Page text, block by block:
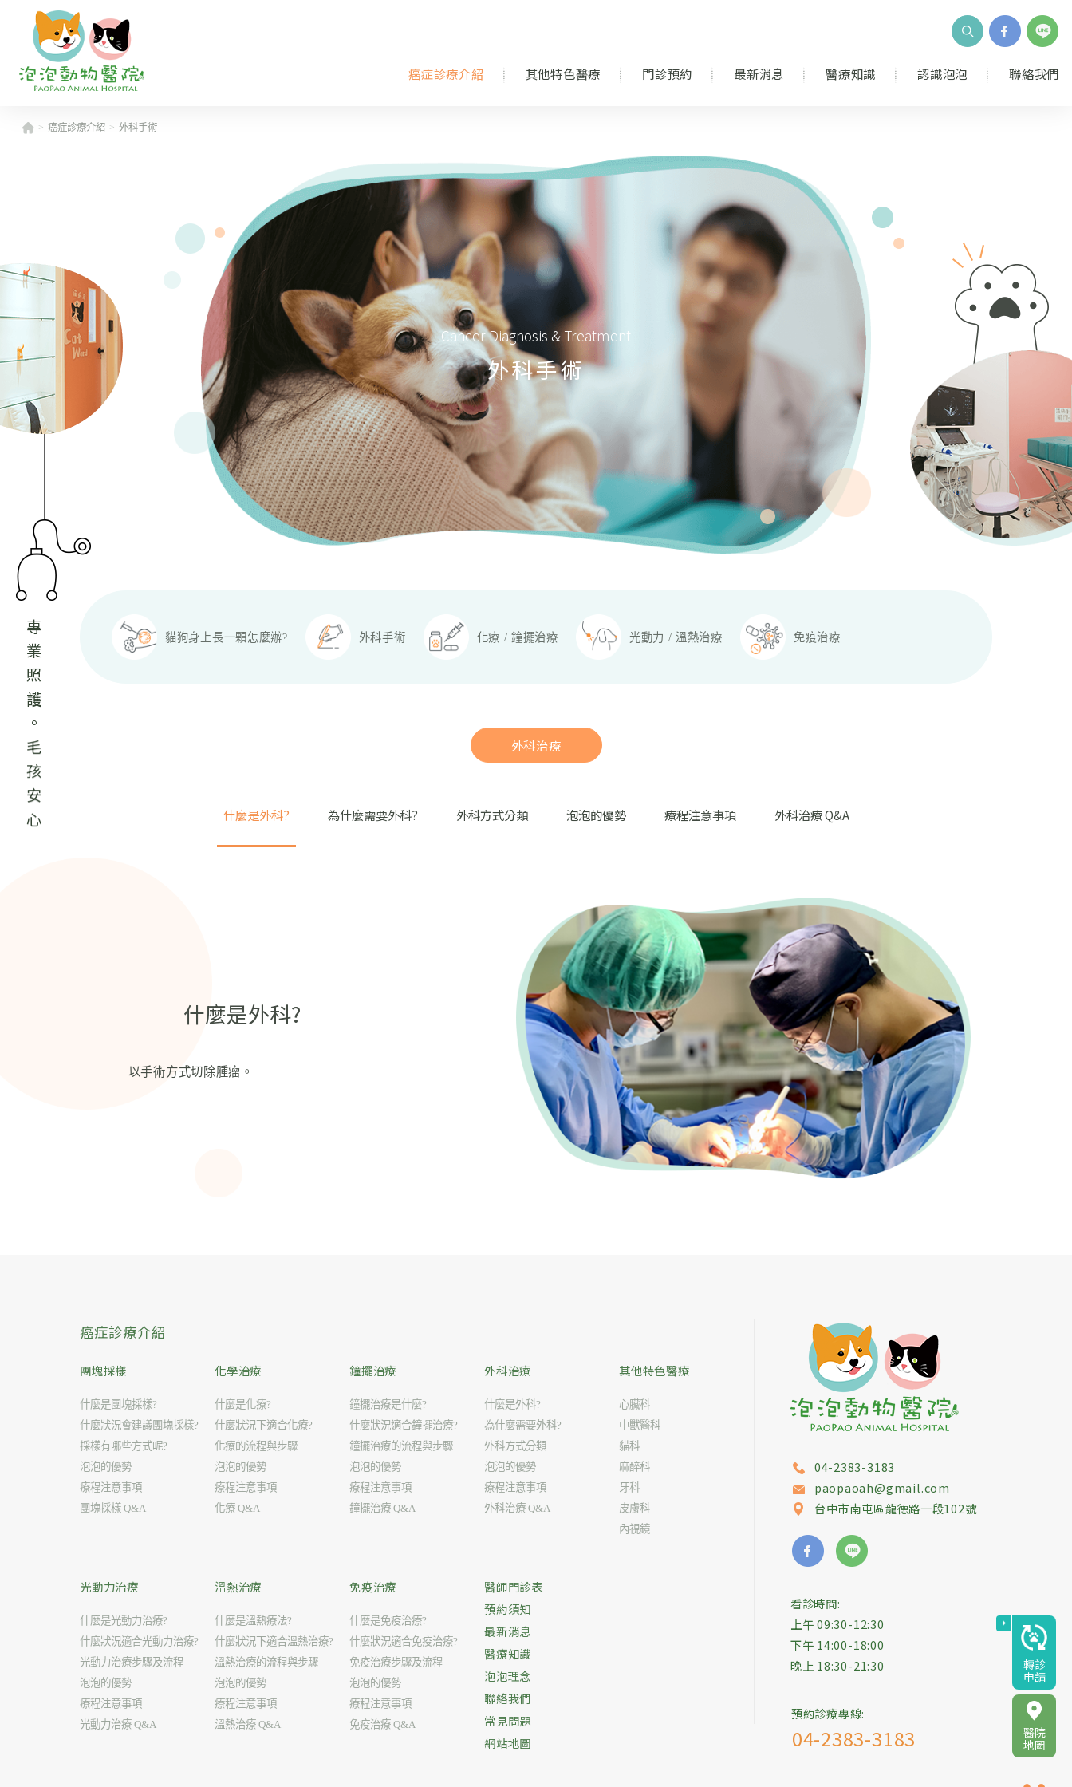
癌症診療介紹 其他特色醫療 門診預約 最新消息 醫療知識 認識泡泡 聯絡我們
癌症診療介紹 外科手術
專業照護。毛孩安心
Cancer Diagnosis & Treatment
外科手術
貓狗身上長一顆怎麼辦? 外科手術 化療 / 鐘擺治療 光動力 / 溫熱治療 免疫治療
外科治療
什麼是外科? 為什麼需要外科? 外科方式分類 泡泡的優勢 療程注意事項 外科治療 Q&A
什麼是外科?
以手術方式切除腫瘤。
癌症診療介紹
團塊採樣
什麼是團塊採樣?
什麼狀況會建議團塊採樣?
採樣有哪些方式呢?
泡泡的優勢
療程注意事項
團塊採樣 Q&A
化學治療
什麼是化療?
什麼狀況下適合化療?
化療的流程與步驟
泡泡的優勢
療程注意事項
化療 Q&A
鐘擺治療
鐘擺治療是什麼?
什麼狀況適合鐘擺治療?
鐘擺治療的流程與步驟
泡泡的優勢
療程注意事項
鐘擺治療 Q&A
外科治療
什麼是外科?
為什麼需要外科?
外科方式分類
泡泡的優勢
療程注意事項
外科治療 Q&A
其他特色醫療
心臟科
中獸醫科
貓科
麻醉科
牙科
皮膚科
內視鏡
光動力治療
什麼是光動力治療?
什麼狀況適合光動力治療?
光動力治療步驟及流程
泡泡的優勢
療程注意事項
光動力治療 Q&A
溫熱治療
什麼是溫熱療法?
什麼狀況下適合溫熱治療?
溫熱治療的流程與步驟
泡泡的優勢
療程注意事項
溫熱治療 Q&A
免疫治療
什麼是免疫治療?
什麼狀況適合免疫治療?
免疫治療步驟及流程
泡泡的優勢
療程注意事項
免疫治療 Q&A
醫師門診表
預約須知
最新消息
醫療知識
泡泡理念
聯絡我們
常見問題
網站地圖
04-2383-3183
paopaoah@gmail.com
台中市南屯區龍德路一段102號
看診時間:
上午 09:30-12:30
下午 14:00-18:00
晚上 18:30-21:30
預約診療專線:
04-2383-3183
醫院
地圖
轉診
申請